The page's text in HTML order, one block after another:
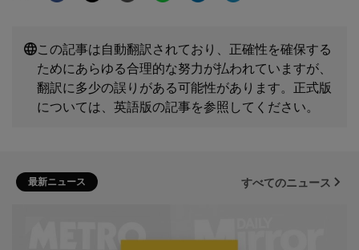
この記事は自動翻訳されており、正確性を確保する
ためにあらゆる合理的な努力が払われていますが、
翻訳に多少の誤りがある可能性があります。正式版
については、英語版の記事を参照してください。
最新ニュース すべてのニュース